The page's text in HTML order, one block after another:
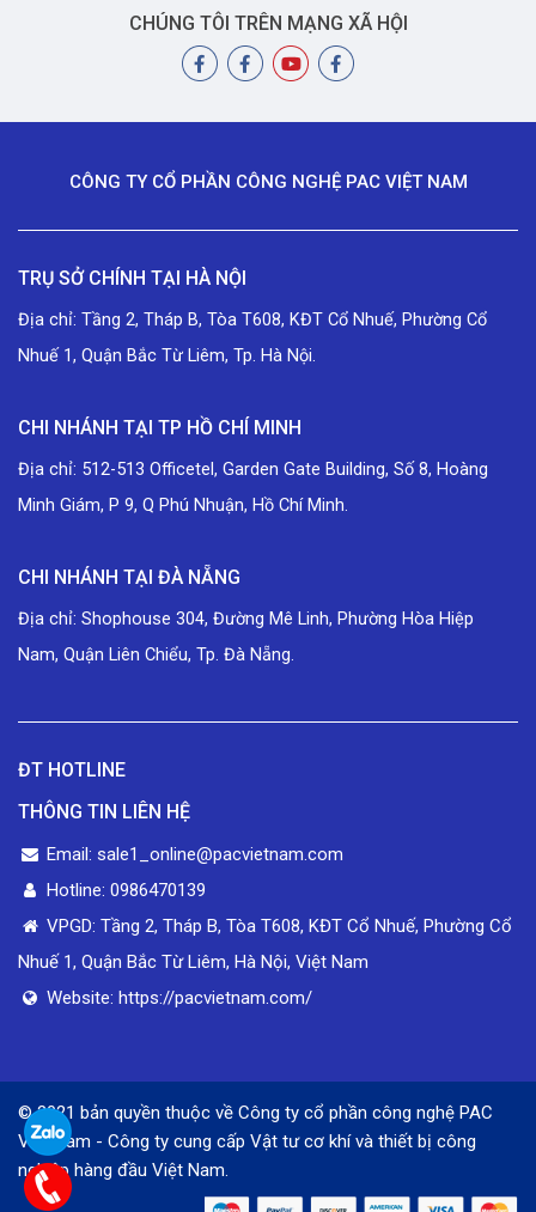
CHÚNG TÔI TRÊN MẠNG XÃ HỘI
CÔNG TY CỔ PHẦN CÔNG NGHỆ PAC VIỆT NAM
TRỤ SỞ CHÍNH TẠI HÀ NỘI
Địa chỉ: Tầng 2, Tháp B, Tòa T608, KĐT Cổ Nhuế, Phường Cổ
Nhuế 1, Quận Bắc Từ Liêm, Tp. Hà Nội.
CHI NHÁNH TẠI TP HỒ CHÍ MINH
Địa chỉ: 512-513 Officetel, Garden Gate Building, Số 8, Hoàng
Minh Giám, P 9, Q Phú Nhuận, Hồ Chí Minh.
CHI NHÁNH TẠI ĐÀ NẴNG
Địa chỉ: Shophouse 304, Đường Mê Linh, Phường Hòa Hiệp
Nam, Quận Liên Chiểu, Tp. Đà Nẵng.
ĐT HOTLINE
THÔNG TIN LIÊN HỆ
Email: sale1_online@pacvietnam.com
Hotline: 0986470139
VPGD: Tầng 2, Tháp B, Tòa T608, KĐT Cổ Nhuế, Phường Cổ
Nhuế 1, Quận Bắc Từ Liêm, Hà Nội, Việt Nam
Website: https://pacvietnam.com/
© 2021 bản quyền thuộc về Công ty cổ phần công nghệ PAC
Việt Nam - Công ty cung cấp Vật tư cơ khí và thiết bị công
nghiệp hàng đầu Việt Nam.